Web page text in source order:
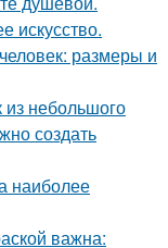
искусство.
размеры и
небольшого
создать
наиболее
важна: